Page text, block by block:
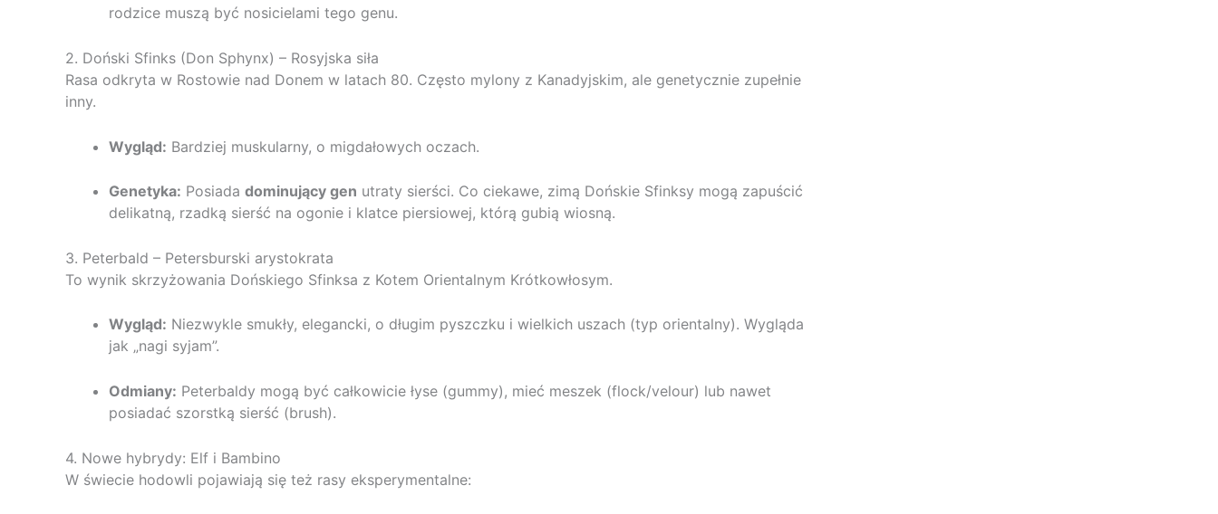
rodzice muszą być nosicielami tego genu.
2. Doński Sfinks (Don Sphynx) – Rosyjska siła
Rasa odkryta w Rostowie nad Donem w latach 80. Często mylony z Kanadyjskim, ale genetycznie zupełnie
inny.
Wygląd: Bardziej muskularny, o migdałowych oczach.
Genetyka: Posiada dominujący gen utraty sierści. Co ciekawe, zimą Dońskie Sfinksy mogą zapuścić
delikatną, rzadką sierść na ogonie i klatce piersiowej, którą gubią wiosną.
3. Peterbald – Petersburski arystokrata
To wynik skrzyżowania Dońskiego Sfinksa z Kotem Orientalnym Krótkowłosym.
Wygląd: Niezwykle smukły, elegancki, o długim pyszczku i wielkich uszach (typ orientalny). Wygląda
jak „nagi syjam”.
Odmiany: Peterbaldy mogą być całkowicie łyse (gummy), mieć meszek (flock/velour) lub nawet
posiadać szorstką sierść (brush).
4. Nowe hybrydy: Elf i Bambino
W świecie hodowli pojawiają się też rasy eksperymentalne: